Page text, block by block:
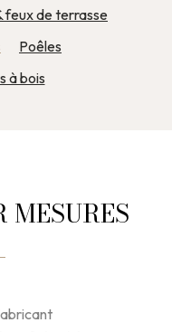
feux de terrasse
Poêles
à bois
MESURES